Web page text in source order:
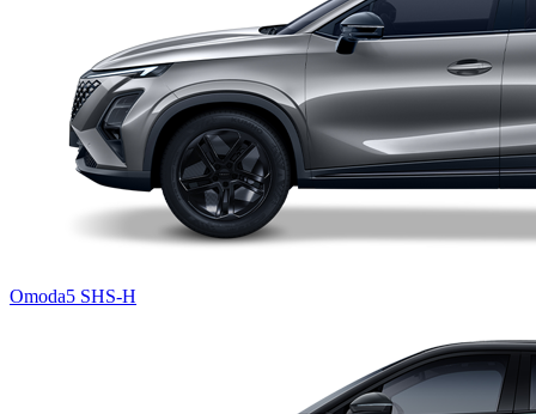
Omoda5 SHS-H